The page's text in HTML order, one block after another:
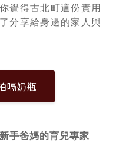
覺得古北町這份實用
分享給身邊的家人與
嗝奶瓶
手爸媽的育兒專家